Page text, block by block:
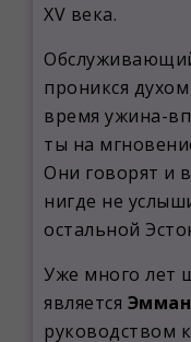
XV века.
проникся
время ужина-
ты на
Они говорят и
нигде не
остальной
Уже много лет
является
руководством